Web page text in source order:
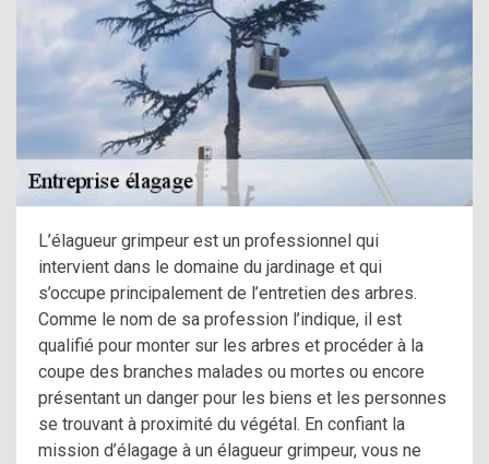
L’élagueur grimpeur est un professionnel qui
intervient dans le domaine du jardinage et qui
s’occupe principalement de l’entretien des arbres.
Comme le nom de sa profession l’indique, il est
qualifié pour monter sur les arbres et procéder à la
coupe des branches malades ou mortes ou encore
présentant un danger pour les biens et les personnes
se trouvant à proximité du végétal. En confiant la
mission d’élagage à un élagueur grimpeur, vous ne